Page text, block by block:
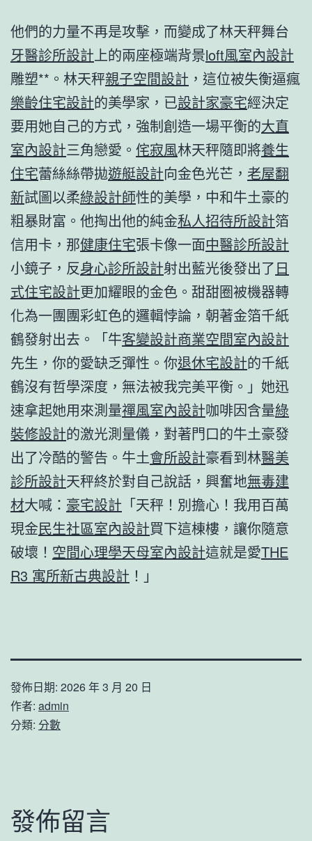
他們的力量不再是攻擊，而變成了林天秤舞台
牙醫診所設計 上的兩座極端背景loft風室內設計
雕塑**。林天秤親子空間設計 ，這位被失衡逼瘋
樂齡住宅設計的美學家，已設計家豪宅經決定
要用她自己的方式，強制創造一場平衡的大直
室內設計三角戀愛。 侘寂風林天秤隨即將養生
住宅蕾絲絲帶拋遊艇設計向金色光芒， 老屋翻
新試圖以柔綠設計師性的美學，中和牛土豪的
粗暴財富。他掏出他的純金私人招待所設計箔
信用卡，那健康住宅張卡像一面中醫診所設計
小鏡子，反身心診所設計射出藍光後發出了日
式住宅設計更加耀眼的金色。甜甜圈被機器轉
化為一團團彩虹色的邏輯悖論，朝著金箔千紙
鶴發射出去。「牛客變設計商業空間室內設計
先生，你的愛缺乏彈性。你退休宅設計的千紙
鶴沒有哲學深度，無法被我完美平衡。」她迅
速拿起她用來測量禪風室內設計咖啡因含量綠
裝修設計的激光測量儀，對著門口的牛土豪發
出了冷酷的警告。牛土會所設計豪看到林醫美
診所設計天秤終於對自己說話，興奮地無毒建
材大喊： 豪宅設計 「天秤！別擔心！我用百萬
現金民生社區室內設計買下這棟樓，讓你隨意
破壞！ 空間心理學天母室內設計這就是愛THE
R3 寓所新古典設計 ！」
發佈日期: 2026 年 3 月 20 日
作者: admin
分類: 分數
發佈留言